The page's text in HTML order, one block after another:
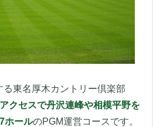
東名厚木カントリー倶楽部
クセスで丹沢連峰や相模平野を
ホールのPGM運営コースです。